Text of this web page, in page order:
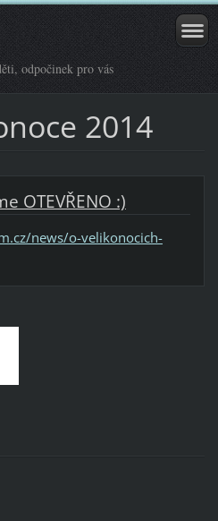
odpočinek pro vás
2014
OTEVŘENO :)
news/o-velikonocich-